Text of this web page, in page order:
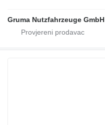
Gruma Nutzfahrzeuge GmbH